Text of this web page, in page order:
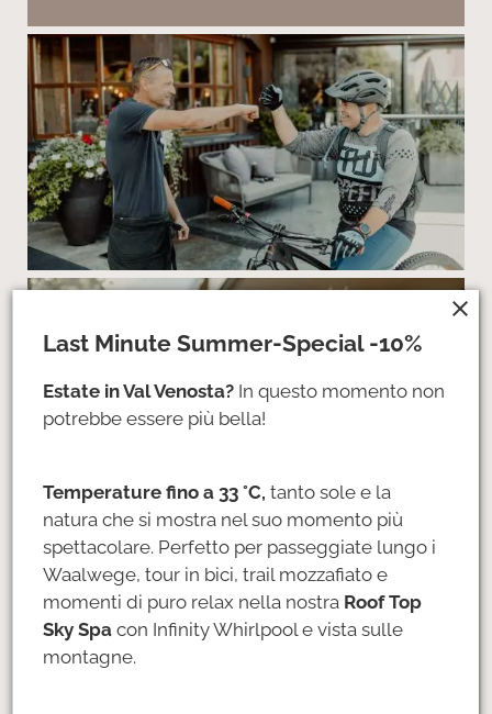
Last Minute Summer-Special -10%
Estate in Val Venosta? In questo momento non
potrebbe essere più bella!
Temperature fino a 33 °C, tanto sole e la
natura che si mostra nel suo momento più
spettacolare. Perfetto per passeggiate lungo i
Waalwege, tour in bici, trail mozzafiato e
momenti di puro relax nella nostra Roof Top
Sky Spa con Infinity Whirlpool e vista sulle
montagne.
close